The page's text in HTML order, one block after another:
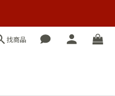
找商品